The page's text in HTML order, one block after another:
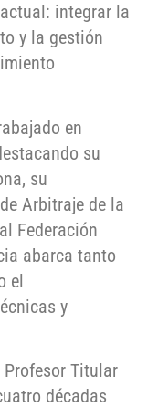
integrar la
y la gestión
en
su
su
Arbitraje de la
Federación
abarca tanto
el
y
Titular
décadas